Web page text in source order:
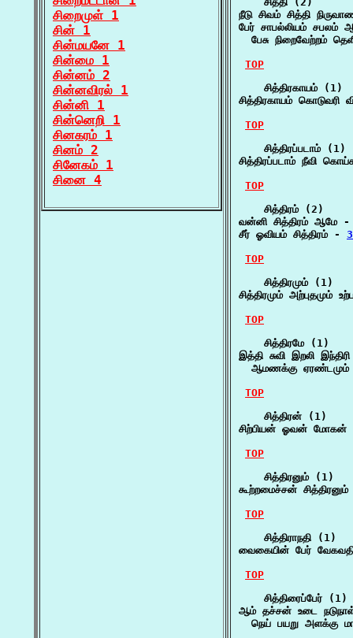
சிறைமுள் 1
சின் 1
சின்மயனே 1
சின்மை 1
சின்னம் 2
சின்னவிரல் 1
சின்னி 1
சின்னெறி 1
சினகரம் 1
சினம் 2
சினேகம் 1
சினை 4
நீடு சிவம் சித்தி
பேர் சாபல்லியம் சபலம்
பேசு நிறைவேற்றம்
TOP
    சித்திரகாயம் (1)
சித்திரகாயம் கொடுவரி
TOP
    சித்திரப்படாம் (1)
சித்திரப்படாம் நீவி
TOP
    சித்திரம் (2)
வன்னி சித்திரம் ஆமே
சீர் ஓவியம் சித்திரம் -
TOP
    சித்திரமும் (1)
சித்திரமும்
TOP
    சித்திரமே (1)
இத்தி சுவி இறலி
ஆமணக்கு ஏரண்டமும்
TOP
    சித்திரன் (1)
சிற்பியன் ஓவன்
TOP
    சித்திரனும் (1)
கூற்றமைச்சன்
TOP
    சித்திராநதி (1)
வைகையின் பேர்
TOP
    சித்திரைப்பேர் (1)
ஆம் தச்சன் உடை நடுநாள்
நெய் பயறு அளக்கு